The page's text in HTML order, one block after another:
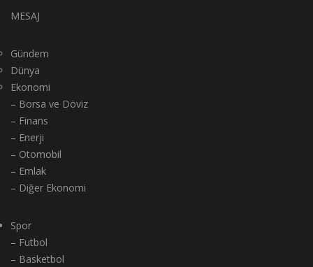
MESAJ
Gündem
Dünya
Ekonomi
– Borsa ve Döviz
– Finans
– Enerji
– Otomobil
– Emlak
– Diğer Ekonomi
Spor
– Futbol
– Basketbol